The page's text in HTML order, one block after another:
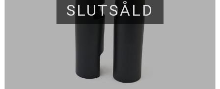
SLUTSÅLD